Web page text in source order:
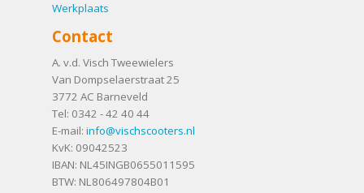
Werkplaats
Contact
A. v.d. Visch Tweewielers
Van Dompselaerstraat 25
3772 AC Barneveld
Tel: 0342 - 42 40 44
E-mail: info@vischscooters.nl
KvK: 09042523
IBAN: NL45INGB0655011595
BTW: NL806497804B01